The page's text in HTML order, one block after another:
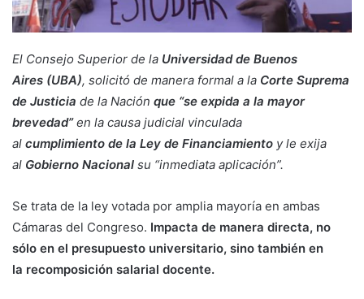
El Consejo Superior de la Universidad de Buenos
Aires (UBA), solicitó de manera formal a la Corte Suprema
de Justicia de la Nación que “se expida a la mayor
brevedad”en la causa judicial vinculada
al cumplimiento de la Ley de Financiamiento y le exija
al Gobierno Nacional su “inmediata aplicación”.
Se trata de la ley votada por amplia mayoría en ambas
Cámaras del Congreso. Impacta de manera directa, no
sólo en el presupuesto universitario, sino también en
la recomposición salarial docente.